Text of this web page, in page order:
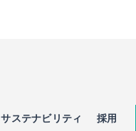
サステナビリティ 採用